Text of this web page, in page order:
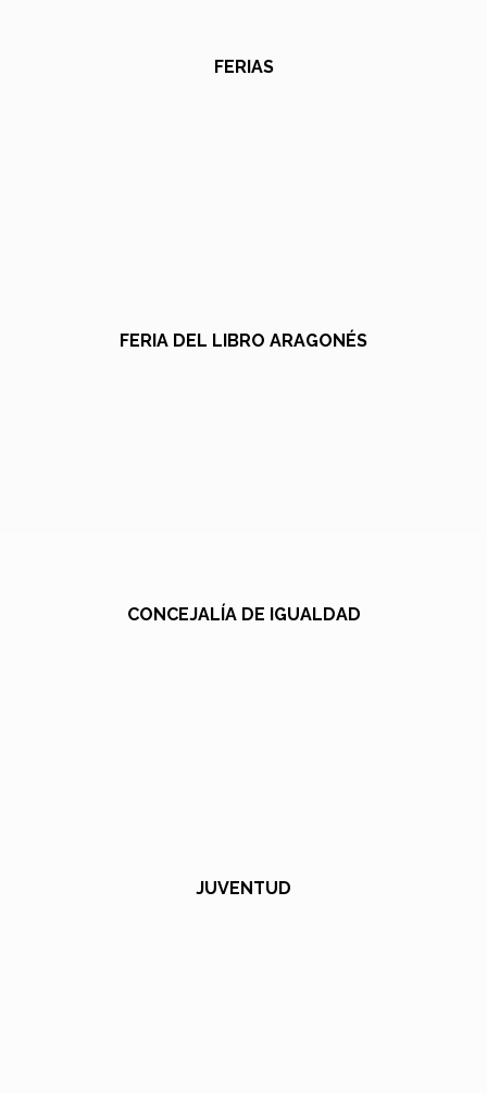
FERIAS
FERIA DEL LIBRO ARAGONÉS
CONCEJALÍA DE IGUALDAD
JUVENTUD